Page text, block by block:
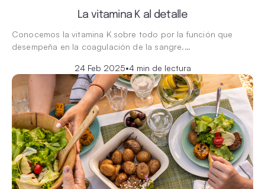
La vitamina K al detalle
Conocemos la vitamina K sobre todo por la función que
desempeña en la coagulación de la sangre.…
24 Feb 2025•4 min de lectura